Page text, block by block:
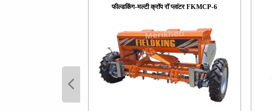
फील्डकिंग-मल्टी क्रॉप रॉ प्लांटर FKMCP-6